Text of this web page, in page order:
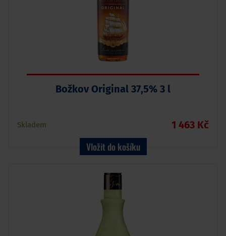
Božkov Original 37,5% 3 l
Skladem 1 463 Kč
Vložit do košíku